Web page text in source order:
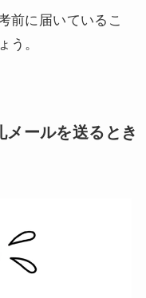
前に届いているこ
う。
ールを送るとき